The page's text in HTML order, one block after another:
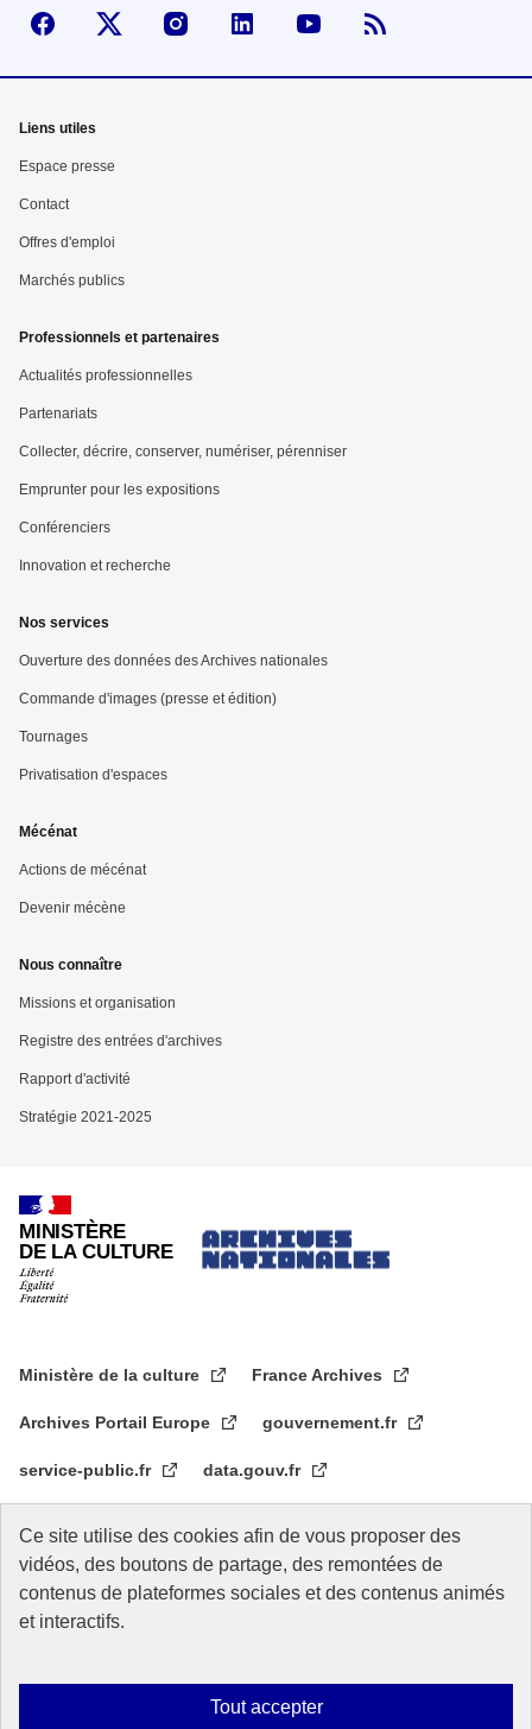
Suivez-nous sur Facebook
Visiter la page XVisiter la page Instagram
linkedin Youtube
Mega
menu
Pied
de
page
Liens utiles
Espace presse
Contact
Offres d'emploi
Marchés publics
Professionnels et partenaires
Actualités professionnelles
Partenariats
Collecter, décrire, conserver, numériser, pérenniser
Emprunter pour les expositions
Conférenciers
Innovation et recherche
Nos services
Ouverture des données des Archives nationales
Commande d'images (presse et édition)
Tournages
Privatisation d'espaces
Mécénat
Actions de mécénat
Devenir mécène
Nous connaître
Missions et organisation
Registre des entrées d'archives
Rapport d'activité
Stratégie 2021-2025
MINISTÈRE
DE LA CULTURE
Ministère de la culture France Archives
Archives Portail Europe gouvernement.fr
service-public.fr data.gouv.fr
Archives nationales d'outre-mer
Archives nationales du monde du travail
Accessibilité : Partiellement conforme
Ce site utilise des cookies afin de vous proposer des
vidéos, des boutons de partage, des remontées de
contenus de plateformes sociales et des contenus animés
et interactifs.
Tout accepter